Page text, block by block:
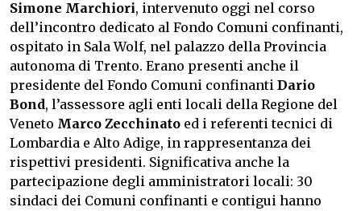
Simone Marchiori, intervenuto oggi nel corso
dell’incontro dedicato al Fondo Comuni confinanti,
ospitato in Sala Wolf, nel palazzo della Provincia
autonoma di Trento. Erano presenti anche il
presidente del Fondo Comuni confinanti Dario
Bond, l’assessore agli enti locali della Regione del
Veneto Marco Zecchinato ed i referenti tecnici di
Lombardia e Alto Adige, in rappresentanza dei
rispettivi presidenti. Significativa anche la
partecipazione degli amministratori locali: 30
sindaci dei Comuni confinanti e contigui hanno